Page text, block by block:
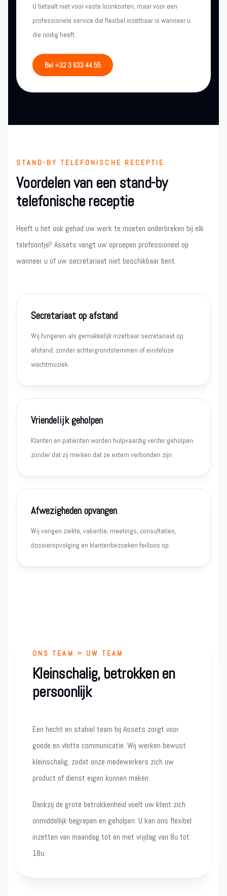
U betaalt niet voor vaste loonkosten, maar voor een
professionele service die flexibel inzetbaar is wanneer u
die nodig heeft.
Bel +32 3 633 44 55
STAND-BY TELEFONISCHE RECEPTIE
Voordelen van een stand-by
telefonische receptie
Heeft u het ook gehad uw werk te moeten onderbreken bij elk
telefoontje? Assets vangt uw oproepen professioneel op
wanneer u of uw secretariaat niet beschikbaar bent.
Secretariaat op afstand
Wij fungeren als gemakkelijk inzetbaar secretariaat op
afstand, zonder achtergrondstemmen of eindeloze
wachtmuziek.
Vriendelijk geholpen
Klanten en patiënten worden hulpvaardig verder geholpen
zonder dat zij merken dat ze extern verbonden zijn.
Afwezigheden opvangen
Wij vangen ziekte, vakantie, meetings, consultaties,
dossieropvolging en klantenbezoeken feilloos op.
ONS TEAM = UW TEAM
Kleinschalig, betrokken en
persoonlijk
Een hecht en stabiel team bij Assets zorgt voor
goede en vlotte communicatie. Wij werken bewust
kleinschalig, zodat onze medewerkers zich uw
product of dienst eigen kunnen maken.
Dankzij de grote betrokkenheid voelt uw klant zich
onmiddellijk begrepen en geholpen. U kan ons flexibel
inzetten van maandag tot en met vrijdag van 8u tot
18u.